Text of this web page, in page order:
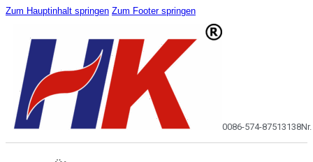
Zum Hauptinhalt springen Zum Footer springen
0086-574-87513138